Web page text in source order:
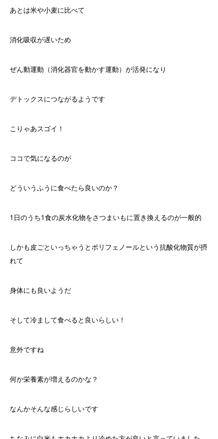
あとは米や小麦に比べて
消化吸収が遅いため
ぜん動運動（消化器官を動かす運動）が活発になり
デトックスにつながるようです
こりゃあスゴイ！
ココで気になるのが
どういうふうに食べたら良いのか？
1日のうち1食の炭水化物をさつまいもに置き換えるのが一般的
しかも皮ごといっちゃうとポリフェノールという抗酸化物質が摂
れて
身体にも良いようだ
そして冷まして食べると良いらしい！
意外ですね
何か栄養素が増えるのかな？
なんかそんな感じらしいです